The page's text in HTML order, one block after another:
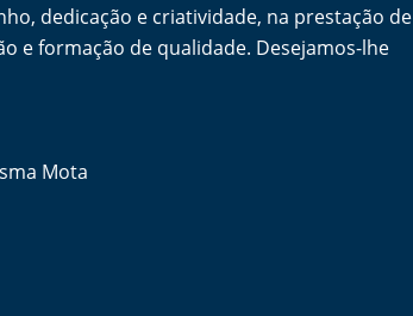
dedicação e criatividade, na prestação de
e formação de qualidade. Desejamos-lhe
Mota